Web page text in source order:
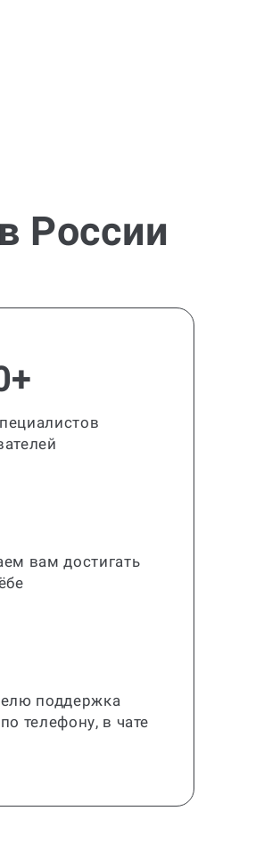
России
вам достигать
поддержка
телефону, в чате